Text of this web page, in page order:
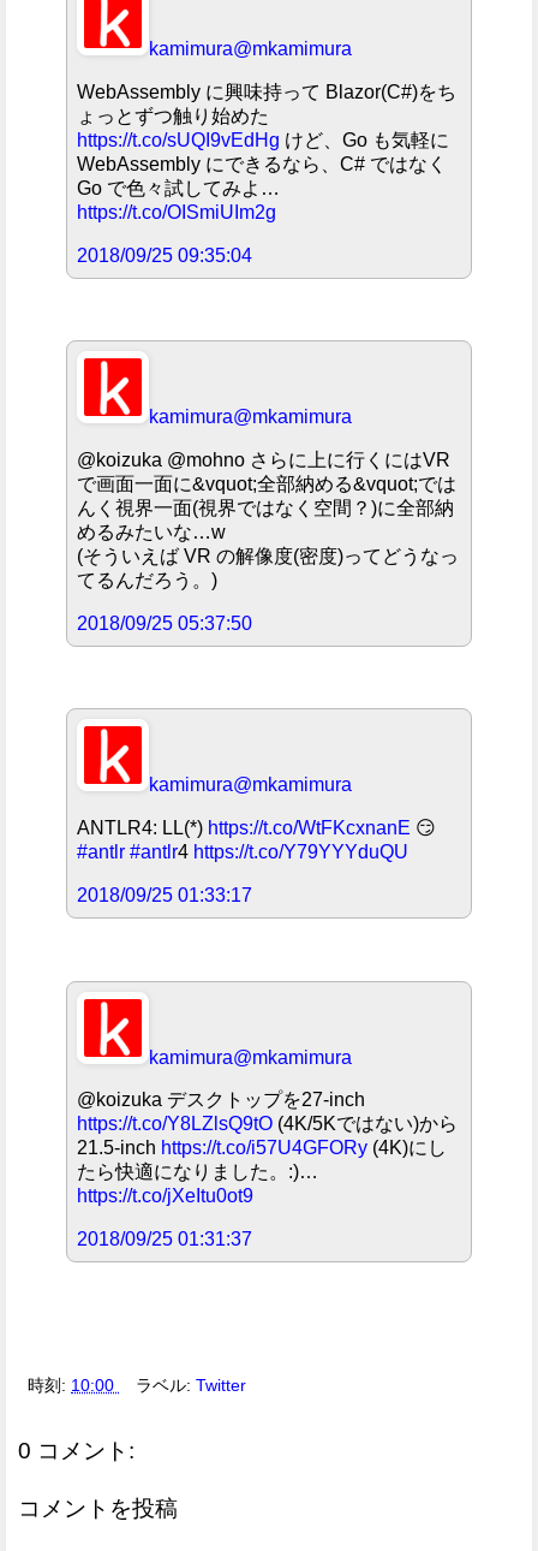
kamimura@mkamimura
WebAssembly に興味持って Blazor(C#)をち
ょっとずつ触り始めた
https://t.co/sUQI9vEdHg けど、Go も気軽に
WebAssembly にできるなら、C# ではなく
Go で色々試してみよ…
https://t.co/OISmiUIm2g
2018/09/25 09:35:04
kamimura@mkamimura
@koizuka @mohno さらに上に行くにはVR
で画面一面に&vquot;全部納める&vquot;では
んく視界一面(視界ではなく空間？)に全部納
めるみたいな…w
(そういえば VR の解像度(密度)ってどうなっ
てるんだろう。)
2018/09/25 05:37:50
kamimura@mkamimura
ANTLR4: LL(*) https://t.co/WtFKcxnanE 😏
#antlr #antlr4 https://t.co/Y79YYYduQU
2018/09/25 01:33:17
kamimura@mkamimura
@koizuka デスクトップを27-inch
https://t.co/Y8LZlsQ9tO(4K/5Kではない)から
21.5-inch https://t.co/i57U4GFORy(4K)にし
たら快適になりました。:)…
https://t.co/jXeItu0ot9
2018/09/25 01:31:37
時刻: 10:00 ラベル:Twitter
0 コメント:
コメントを投稿